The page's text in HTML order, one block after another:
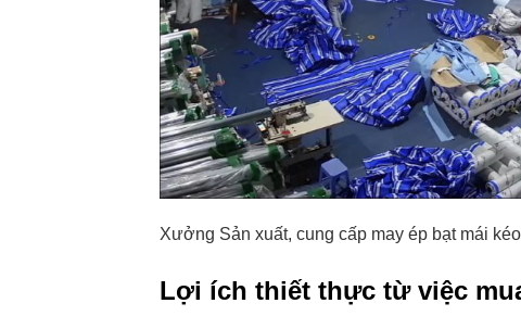
Xưởng Sản xuất, cung cấp may ép bạt mái
Lợi ích thiết thực từ việc